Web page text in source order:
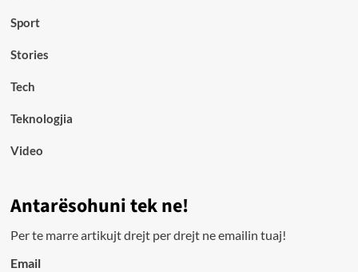
Sport
Stories
Tech
Teknologjia
Video
Antarësohuni tek ne!
Per te marre artikujt drejt per drejt ne emailin tuaj!
Email